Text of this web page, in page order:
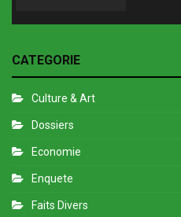
CATEGORIE
Culture & Art
Dossiers
Economie
Enquete
Faits Divers